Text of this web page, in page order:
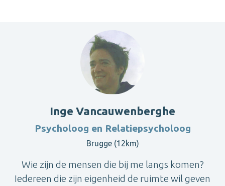
Inge Vancauwenberghe
Psycholoog en Relatiepsycholoog
Brugge (12km)
Wie zijn de mensen die bij me langs komen?
Iedereen die zijn eigenheid de ruimte wil geven